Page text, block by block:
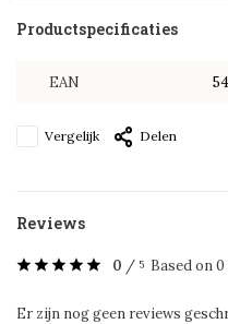
Productspecificaties
EAN
Vergelijk Delen
Reviews
0 / 5 Based on
Er zijn nog geen reviews